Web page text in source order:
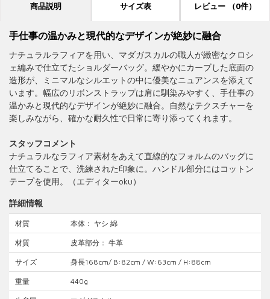
商品説明 サイズ表 レビュー （0件）
手仕事の温かみと現代的なデザインが絶妙に融合
ナチュラルラフィアを用い、マダガスカルの職人が緻密なクロシ
ェ編みで仕立てたショルダーバッグ。緩やかにカーブした底面の
造形が、ミニマルなシルエットの中に優美なニュアンスを添えて
います。幅広のリボンストラップは肩に馴染みやすく、手仕事の
温かみと現代的なデザインが絶妙に融合。自然なテクスチャーを
楽しみながら、確かな耐久性で日常に寄り添ってくれます。
スタッフコメント
ナチュラルなラフィア素材をあえて直線的なフォルムのバッグに
仕立てることで、洗練された印象に。ハンドル部分にはコットン
テープを使用。（エディターoku）
詳細情報
材質 本体： ヤシ 綿
材質 皮革部分： 牛革
サイズ 身長168cm/ B:82cm / W:63cm / H:88cm
重量 440g